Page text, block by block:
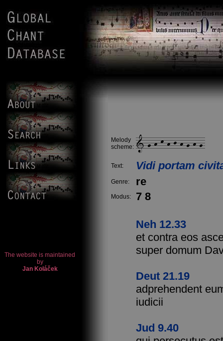
Melody
scheme:
Text: Vidi portam
Genre: re
Modus: 7 8
Neh 12.33
et contra eos
super domum
Deut 21.19
adprehendent
iudicii
Jud 9.40